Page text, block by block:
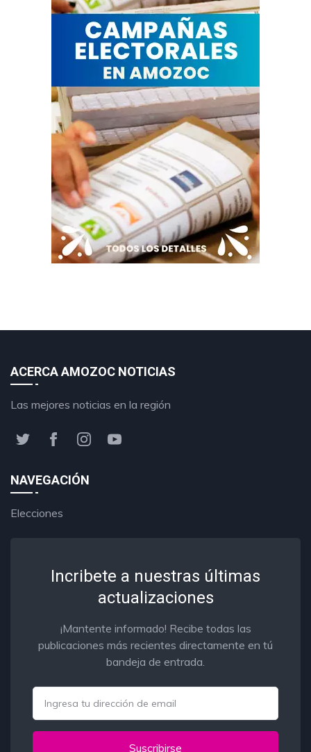
ACERCA AMOZOC NOTICIAS
Las mejores noticias en la región
NAVEGACIÓN
Elecciones
Incribete a nuestras últimas
actualizaciones
¡Mantente informado! Recibe todas las
publicaciones más recientes directamente en tú
bandeja de entrada.
Suscribirse